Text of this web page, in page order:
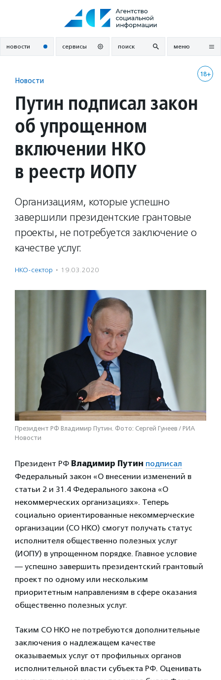
новости сервисы поиск меню
18+
Новости
Путин подписал закон
об упрощенном
включении НКО
в реестр ИОПУ
Организациям, которые успешно
завершили президентские грантовые
проекты, не потребуется заключение о
качестве услуг.
НКО-сектор · 19.03.2020
Президент РФ Владимир Путин. Фото: Сергей Гунеев / РИА
Новости
Президент РФ Владимир Путин подписал
Федеральный закон «О внесении изменений в
статьи 2 и 31.4 Федерального закона «О
некоммерческих организациях». Теперь
социально ориентированные некоммерческие
организации (СО НКО) смогут получать статус
исполнителя общественно полезных услуг
(ИОПУ) в упрощенном порядке. Главное условие
— успешно завершить президентский грантовый
проект по одному или нескольким
приоритетным направлениям в сфере оказания
общественно полезных услуг.
Таким СО НКО не потребуются дополнительные
заключения о надлежащем качестве
оказываемых услуг от профильных органов
исполнительной власти субъекта РФ. Оценивать